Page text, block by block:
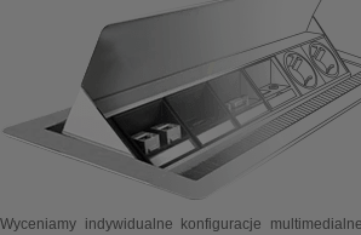
Wyceniamy indywidualne konfiguracje